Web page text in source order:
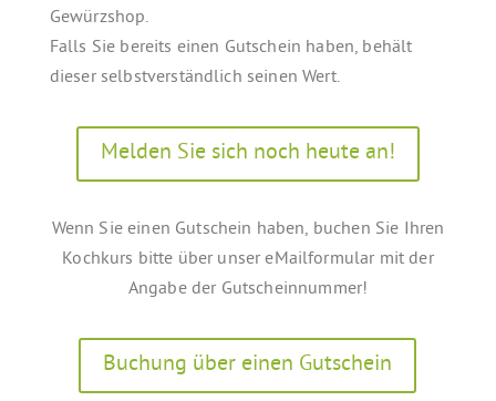
Gewürzshop.
Falls Sie bereits einen Gutschein haben, behält
dieser selbstverständlich seinen Wert.
Melden Sie sich noch heute an!
Wenn Sie einen Gutschein haben, buchen Sie Ihren
Kochkurs bitte über unser eMailformular mit der
Angabe der Gutscheinnummer!
Buchung über einen Gutschein